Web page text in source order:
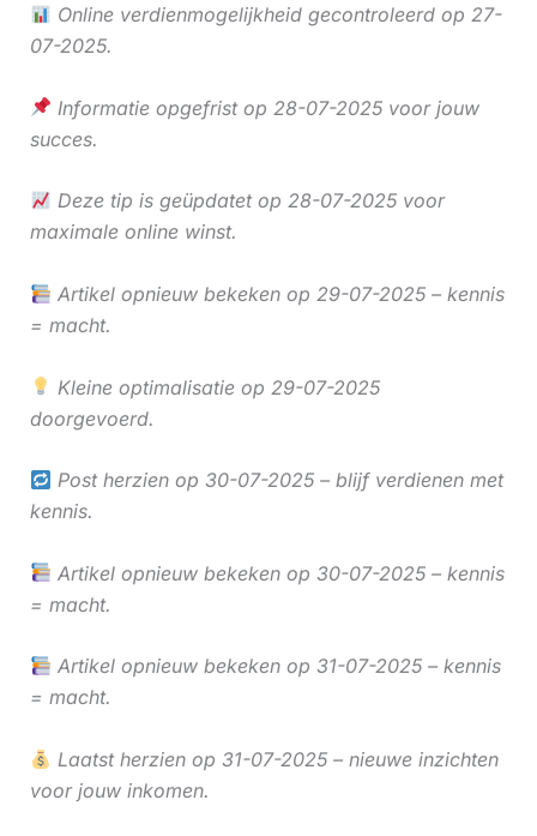
Online verdienmogelijkheid gecontroleerd op 27-
07-2025.
Informatie opgefrist op 28-07-2025 voor jouw
succes.
Deze tip is geüpdatet op 28-07-2025 voor
maximale online winst.
Artikel opnieuw bekeken op 29-07-2025 – kennis
= macht.
Kleine optimalisatie op 29-07-2025
doorgevoerd.
Post herzien op 30-07-2025 – blijf verdienen met
kennis.
Artikel opnieuw bekeken op 30-07-2025 – kennis
= macht.
Artikel opnieuw bekeken op 31-07-2025 – kennis
= macht.
Laatst herzien op 31-07-2025 – nieuwe inzichten
voor jouw inkomen.